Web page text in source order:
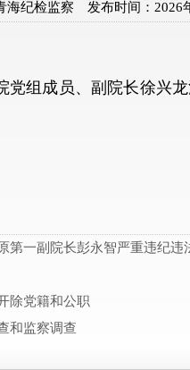
海纪检监察 发布时间： 2026
组成员、副院长徐兴
第一副院长彭永智严重违纪违
除党籍和公职
和监察调查